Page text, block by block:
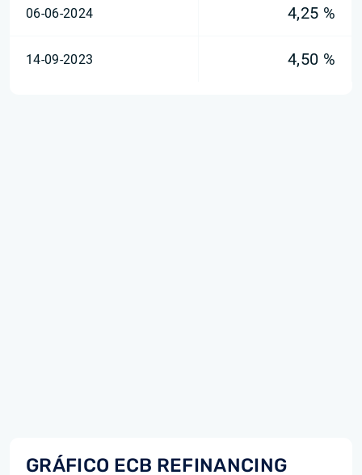
06-06-2024 4,25 %
14-09-2023 4,50 %
GRÁFICO ECB REFINANCING